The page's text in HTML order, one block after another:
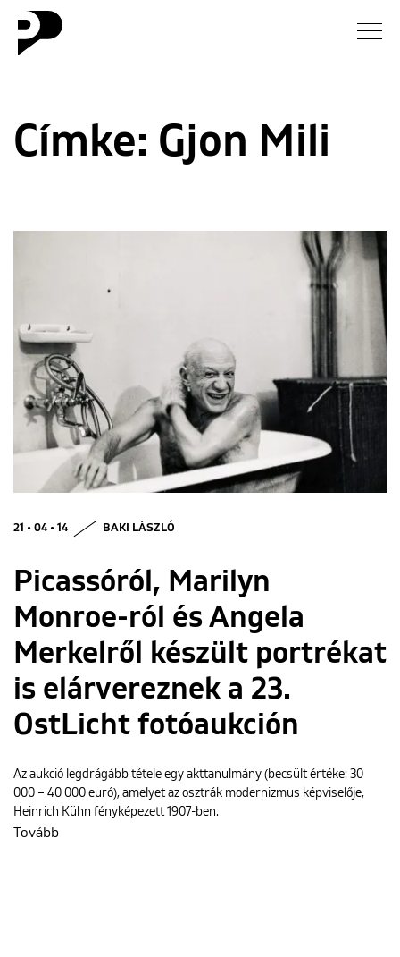
Galéria
Esszé
ENGLISH
Címke: Gjon Mili
21 • 04 • 14 BAKI LÁSZLÓ
Picassóról, Marilyn
Monroe-ról és Angela
Merkelről készült portrékat
is elárvereznek a 23.
OstLicht fotóaukción
Az aukció legdrágább tétele egy akttanulmány (becsült értéke: 30
000 – 40 000 euró), amelyet az osztrák modernizmus képviselője,
Heinrich Kühn fényképezett 1907-ben.
Tovább